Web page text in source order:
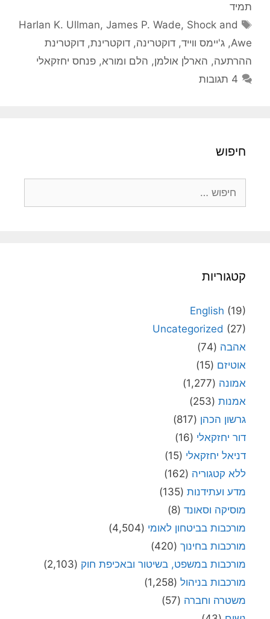
תמיד
תגיות
Harlan K. Ullman, James P. Wade, Shock and
Awe
, ג'יימס ווייד, דוקטרינה, דוקטרינת, דוקטרינת
ההרתעה, הארלן אולמן, הלם ומורא, פנחס יחזקאלי
4 תגובות
חיפוש
קטגוריות
English (19)
Uncategorized (27)
אהבה (74)
אוטיזם (15)
אמונה (1,277)
אמנות (253)
גרשון הכהן (817)
דור יחזקאלי (16)
דניאל יחזקאלי (15)
ללא קטגוריה (162)
מדע ועתידנות (135)
מוסיקה וסאונד (8)
מורכבות בביטחון לאומי (4,504)
מורכבות בחינוך (420)
מורכבות במשפט, בשיטור ובאכיפת חוק (2,103)
מורכבות בניהול (1,258)
משטרה וחברה (57)